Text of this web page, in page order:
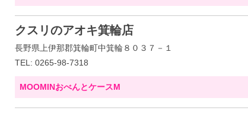
クスリのアオキ箕輪店
長野県上伊那郡箕輪町中箕輪８０３７－１
TEL: 0265-98-7318
MOOMINおべんとケースM